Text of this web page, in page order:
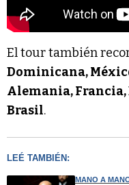
El tour también
Dominicana,
Alemania, Francia,
Brasil.
LEÉ TAMBIÉN:
MANO A